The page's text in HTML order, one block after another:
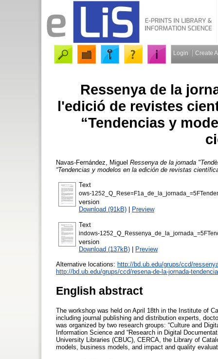
Login Create
Ressenya de la
l'edició de revistes
“Tendencias y
Navas-Fernández, Miguel Ressenya de la jornada
“Tendencias y modelos en la edición de revistas
Text
ows-
version
Download (91kB) | Preview
Text
indows-
version
Download (137kB) | Preview
Alternative locations: http://bd.ub.edu/grups/ccd/
http://bd.ub.edu/grups/ccd/resena-de-la-jornada-
English abstract
The workshop was held on April 18th in the Institute of
including journal publishing and distribution experts,
was organized by two research groups: “Culture and
Information Science and “Research in Digital
University Libraries (CBUC), CERCA, the Library of
models, business models, and impact and quality